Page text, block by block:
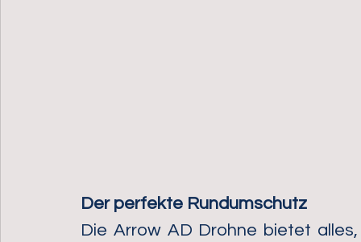
Der perfekte Rundumschutz
Die Arrow AD Drohne bietet